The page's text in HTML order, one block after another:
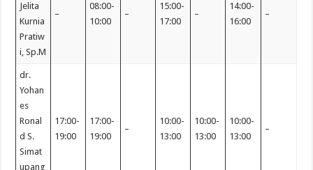
Jelita
Kurnia
Pratiw
i, Sp.M
–
08:00-
10:00
–
15:00-
17:00
–
14:00-
16:00
–
dr.
Yohan
es
Ronal
d S.
Simat
upang
17:00-
19:00
17:00-
19:00
–
10:00-
13:00
10:00-
13:00
10:00-
13:00
–